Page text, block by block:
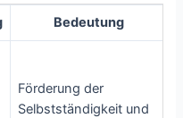
Bedeutung
Förderung der
Selbstständigkeit und